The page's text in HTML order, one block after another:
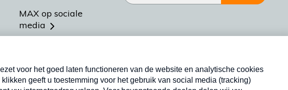
MAX op sociale
media
Meldpunt Actueel
Nieuwsbrief